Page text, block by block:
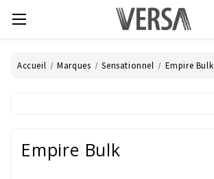
Accueil Marques Sensationnel Empire Bulk
Empire Bulk